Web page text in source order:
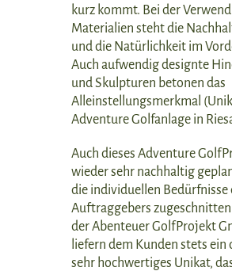
kurz kommt. Bei der
Materialien steht die
und die Natürlichkeit im
Auch aufwendig designte
und Skulpturen betonen das
Alleinstellungsmerkmal
Adventure Golfanlage in
Auch dieses Adventure
wieder sehr nachhaltig
die individuellen Bedürfnisse
Auftraggebers
der Abenteuer GolfProjekt
liefern dem Kunden stets
sehr hochwertiges Unikat,